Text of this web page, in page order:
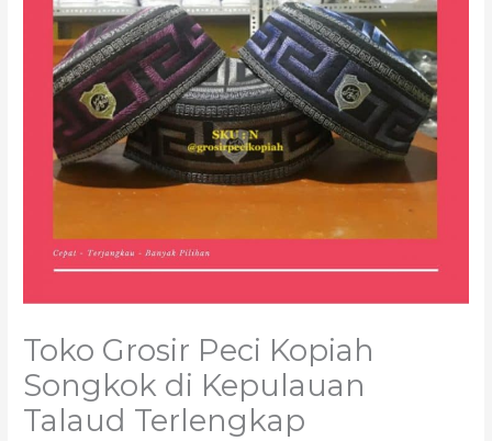
Toko Grosir Peci Kopiah
Songkok di Kepulauan
Talaud Terlengkap